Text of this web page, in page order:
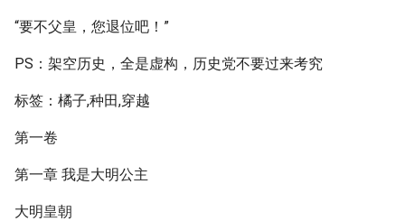
“要不父皇，您退位吧！”
PS：架空历史，全是虚构，历史党不要过来考究
标签：橘子,种田,穿越
第一卷
第一章 我是大明公主
大明皇朝